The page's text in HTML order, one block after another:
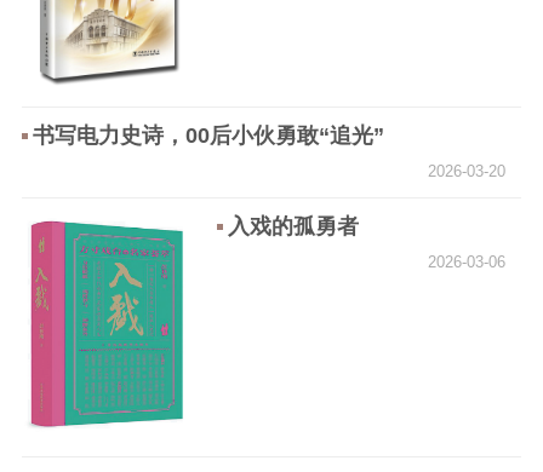
书写电力史诗，00后小伙勇敢“追光”
2026-03-20
入戏的孤勇者
2026-03-06